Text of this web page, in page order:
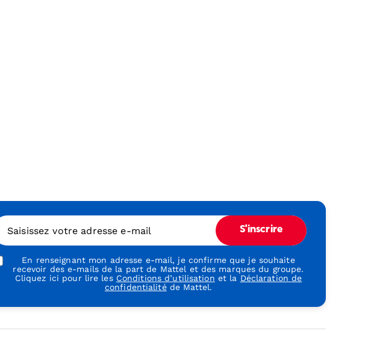
Saisissez votre adresse e-mail S'inscrire
En renseignant mon adresse e-mail, je confirme que je souhaite
recevoir des e-mails de la part de Mattel et des marques du groupe.
Cliquez ici pour lire les Conditions d’utilisation et la Déclaration de
confidentialitéde Mattel.